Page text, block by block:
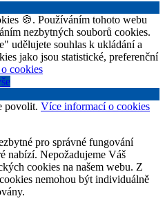
🍪. Používáním tohoto webu
nezbytných souborů cookies.
udělujete souhlas k ukládání a
jako jsou statistické, preferenční
cookies
povolit. Více informací o cookies
pro správné fungování
nabízí. Nepožadujeme Váš
cookies na našem webu. Z
nemohou být individuálně